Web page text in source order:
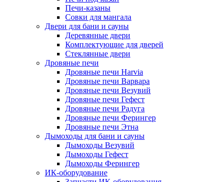
Печи-казаны
Совки для мангала
Двери для бани и сауны
Деревянные двери
Комплектующие для дверей
Стеклянные двери
Дровяные печи
Дровяные печи Harvia
Дровяные печи Варвара
Дровяные печи Везувий
Дровяные печи Гефест
Дровяные печи Радуга
Дровяные печи Ферингер
Дровяные печи Этна
Дымоходы для бани и сауны
Дымоходы Везувий
Дымоходы Гефест
Дымоходы Ферингер
ИК-оборудование